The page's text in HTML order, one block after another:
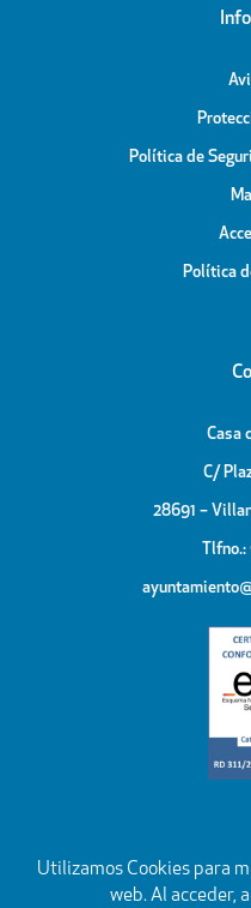
Política de
Política
Casa
C/
28691 –
Tlfno.: